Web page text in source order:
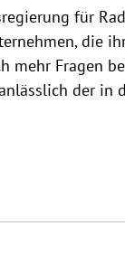
für
die
mehr Fragen
der in